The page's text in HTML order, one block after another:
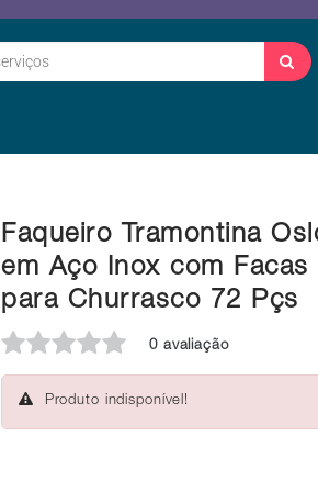
Faqueiro Tramontina
em Aço Inox com Facas
para Churrasco 72 Pçs
0 avaliação
Produto indisponível!